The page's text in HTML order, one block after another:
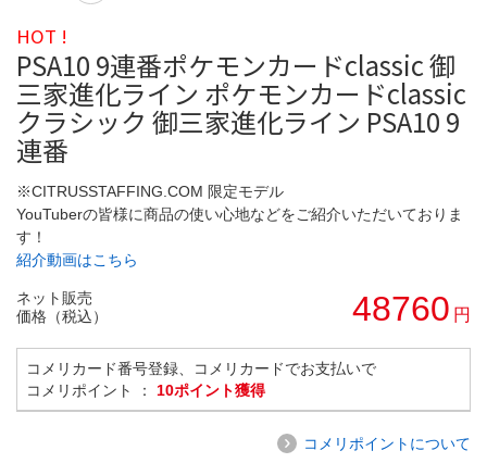
HOT !
PSA10 9連番ポケモンカードclassic 御
三家進化ライン ポケモンカードclassic
クラシック 御三家進化ライン PSA10 9
連番
※CITRUSSTAFFING.COM 限定モデル
YouTuberの皆様に商品の使い心地などをご紹介いただいておりま
す！
紹介動画はこちら
ネット販売
価格（税込）
48760 円
コメリカード番号登録、コメリカードでお支払いで
コメリポイント ： 10ポイント獲得
コメリポイントについて